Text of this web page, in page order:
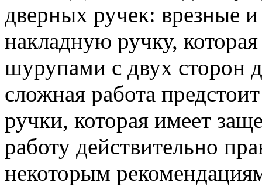
дверных ручек: врезные
накладную ручку,
шурупами с двух сторон
сложная работа
ручки, которая имеет
работу действительно
некоторым